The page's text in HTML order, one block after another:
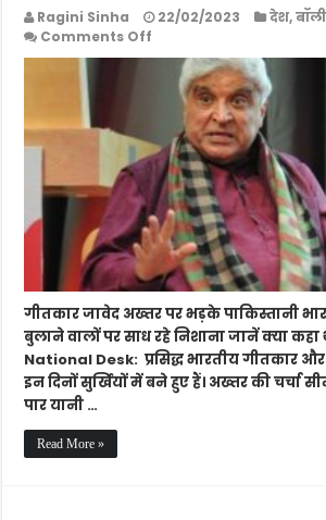
Ragini Sinha 22/02/2023 देश,
Comments Off
जावेद
अख्तर
पाकिस्तानी,
कही
ये
बात
गीतकार जावेद अख्तर पर भड़के पाकिस्तानी
बुलाने वालों पर साध रहे निशाना जानें क्या
National Desk: प्रसिद्ध भारतीय गीतकार
इन दिनों सुर्खियों में बने हुए हैं। अख्तर की चर्चा
पार यानी …
Read More »